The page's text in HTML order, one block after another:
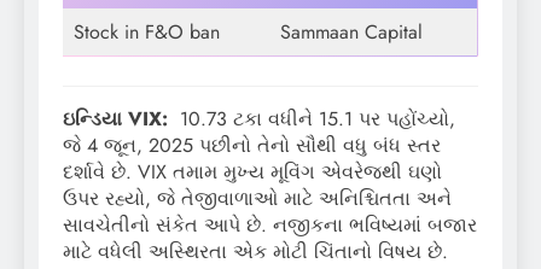
Stock in F&O ban
Sammaan Capital
ઇન્ડિયા VIX: 10.73 ટકા વધીને 15.1 પર પહોંચ્યો,
જે 4 જૂન, 2025 પછીનો તેનો સૌથી વધુ બંધ સ્તર
દર્શાવે છે. VIX તમામ મુખ્ય મૂવિંગ એવરેજથી ઘણો
ઉપર રહ્યો, જે તેજીવાળાઓ માટે અનિશ્ચિતતા અને
સાવચેતીનો સંકેત આપે છે. નજીકના ભવિષ્યમાં બજાર
માટે વધેલી અસ્થિરતા એક મોટી ચિંતાનો વિષય છે.